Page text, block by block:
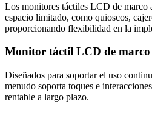
Los monitores táctiles LCD de marco
espacio limitado, como quioscos,
proporcionando flexibilidad en la
Monitor táctil LCD de
Diseñados para soportar el uso
menudo soporta toques e
rentable a largo plazo.